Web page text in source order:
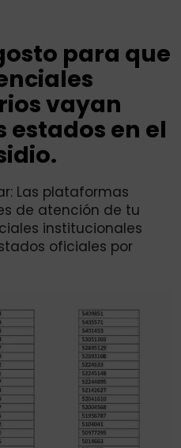
para que
vayan
en el
Las plataformas
de atención de tu
institucionales
oficiales por